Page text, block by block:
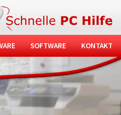
SOFTWARE KONTAKT